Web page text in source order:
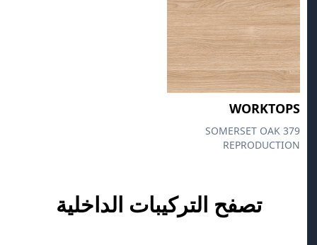
WORKTOPS
379 SOMERSET OAK
REPRODUCTION
تصفح التركيبات الداخلية